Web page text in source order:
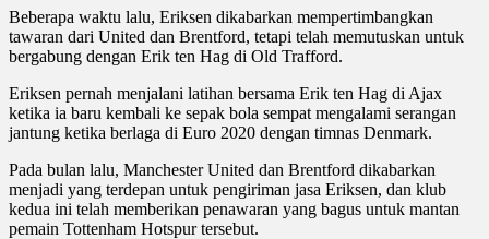
Beberapa waktu lalu, Eriksen dikabarkan mempertimbangkan
tawaran dari United dan Brentford, tetapi telah memutuskan untuk
bergabung dengan Erik ten Hag di Old Trafford.
Eriksen pernah menjalani latihan bersama Erik ten Hag di Ajax
ketika ia baru kembali ke sepak bola sempat mengalami serangan
jantung ketika berlaga di Euro 2020 dengan timnas Denmark.
Pada bulan lalu, Manchester United dan Brentford dikabarkan
menjadi yang terdepan untuk pengiriman jasa Eriksen, dan klub
kedua ini telah memberikan penawaran yang bagus untuk mantan
pemain Tottenham Hotspur tersebut.